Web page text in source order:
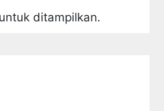
ditampilkan.